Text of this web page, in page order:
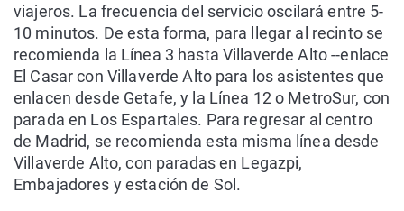
viajeros. La frecuencia del servicio oscilará entre 5-
10 minutos. De esta forma, para llegar al recinto se
recomienda la Línea 3 hasta Villaverde Alto --enlace
El Casar con Villaverde Alto para los asistentes que
enlacen desde Getafe, y la Línea 12 o MetroSur, con
parada en Los Espartales. Para regresar al centro
de Madrid, se recomienda esta misma línea desde
Villaverde Alto, con paradas en Legazpi,
Embajadores y estación de Sol.